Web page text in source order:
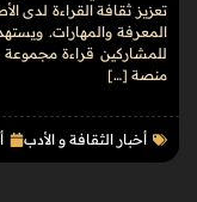
تعزيز ثقافة القراءة لدى
للمشاركين قراءة
منصة […]
أخبار الثقافة و الأدب